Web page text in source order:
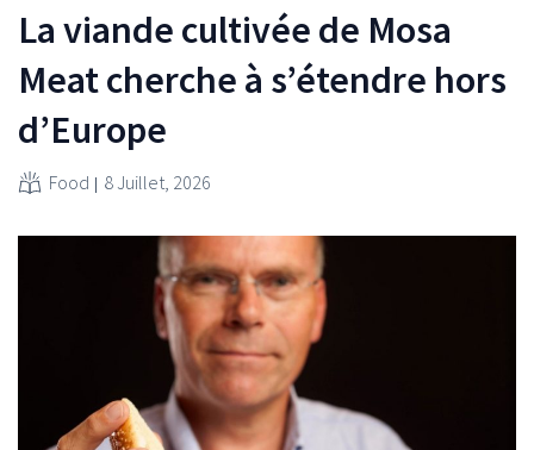
La viande cultivée de Mosa
Meat cherche à s’étendre hors
d’Europe
Food 8 Juillet, 2026